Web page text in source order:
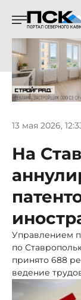
13 мая 2026,
На
Управлением
по
принято 688
ведение